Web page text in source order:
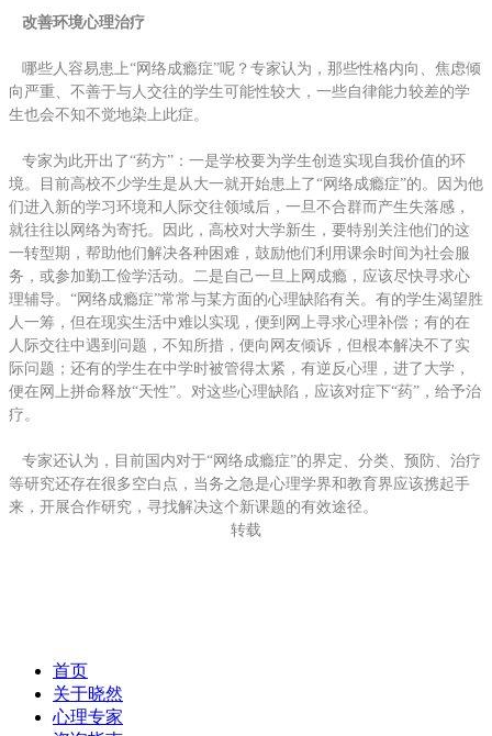
改善环境心理治疗
哪些人容易患上“网络成瘾症”呢？专家认为，那些性格内向、焦虑倾
向严重、不善于与人交往的学生可能性较大，一些自律能力较差的学
生也会不知不觉地染上此症。
专家为此开出了“药方”：一是学校要为学生创造实现自我价值的环
境。目前高校不少学生是从大一就开始患上了“网络成瘾症”的。因为他
们进入新的学习环境和人际交往领域后，一旦不合群而产生失落感，
就往往以网络为寄托。因此，高校对大学新生，要特别关注他们的这
一转型期，帮助他们解决各种困难，鼓励他们利用课余时间为社会服
务，或参加勤工俭学活动。二是自己一旦上网成瘾，应该尽快寻求心
理辅导。“网络成瘾症”常常与某方面的心理缺陷有关。有的学生渴望胜
人一筹，但在现实生活中难以实现，便到网上寻求心理补偿；有的在
人际交往中遇到问题，不知所措，便向网友倾诉，但根本解决不了实
际问题；还有的学生在中学时被管得太紧，有逆反心理，进了大学，
便在网上拼命释放“天性”。对这些心理缺陷，应该对症下“药”，给予治
疗。
专家还认为，目前国内对于“网络成瘾症”的界定、分类、预防、治疗
等研究还存在很多空白点，当务之急是心理学界和教育界应该携起手
来，开展合作研究，寻找解决这个新课题的有效途径。
转载
首页
关于晓然
心理专家